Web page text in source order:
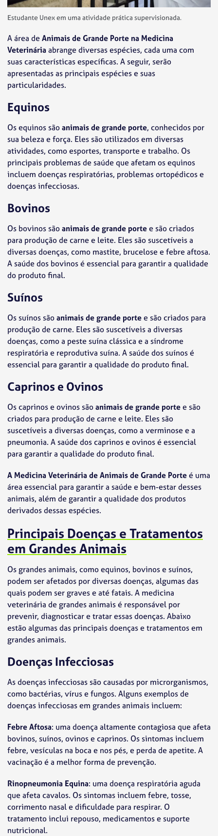
Estudante Unex em uma atividade prática supervisionada.
A área deAnimais de Grande Porte na Medicina
Veterináriaabrange diversas espécies, cada uma com
suas características específicas. A seguir, serão
apresentadas as principais espécies e suas
particularidades.
Equinos
Os equinos sãoanimais de grande porte, conhecidos por
sua beleza e força. Eles são utilizados em diversas
atividades, como esportes, transporte e trabalho. Os
principais problemas de saúde que afetam os equinos
incluem doenças respiratórias, problemas ortopédicos e
doenças infecciosas.
Bovinos
Os bovinos sãoanimais de grande portee são criados
para produção de carne e leite. Eles são suscetíveis a
diversas doenças, como mastite, brucelose e febre aftosa.
A saúde dos bovinos é essencial para garantir a qualidade
do produto final.
Suínos
Os suínos sãoanimais de grande portee são criados para
produção de carne. Eles são suscetíveis a diversas
doenças, como a peste suína clássica e a síndrome
respiratória e reprodutiva suína. A saúde dos suínos é
essencial para garantir a qualidade do produto final.
Caprinos e Ovinos
Os caprinos e ovinos sãoanimais de grande portee são
criados para produção de carne e leite. Eles são
suscetíveis a diversas doenças, como a verminose e a
pneumonia. A saúde dos caprinos e ovinos é essencial
para garantir a qualidade do produto final.
A Medicina Veterinária de Animais de Grande Porteé uma
área essencial para garantir a saúde e bem-estar desses
animais, além de garantir a qualidade dos produtos
derivados dessas espécies.
Principais Doenças e Tratamentos
em Grandes Animais
Os grandes animais, como equinos, bovinos e suínos,
podem ser afetados por diversas doenças, algumas das
quais podem ser graves e até fatais. A medicina
veterinária de grandes animais é responsável por
prevenir, diagnosticar e tratar essas doenças. Abaixo
estão algumas das principais doenças e tratamentos em
grandes animais.
Doenças Infecciosas
As doenças infecciosas são causadas por microrganismos,
como bactérias, vírus e fungos. Alguns exemplos de
doenças infecciosas em grandes animais incluem:
Febre Aftosa: uma doença altamente contagiosa que afeta
bovinos, suínos, ovinos e caprinos. Os sintomas incluem
febre, vesículas na boca e nos pés, e perda de apetite. A
vacinação é a melhor forma de prevenção.
Rinopneumonia Equina: uma doença respiratória aguda
que afeta cavalos. Os sintomas incluem febre, tosse,
corrimento nasal e dificuldade para respirar. O
tratamento inclui repouso, medicamentos e suporte
nutricional.